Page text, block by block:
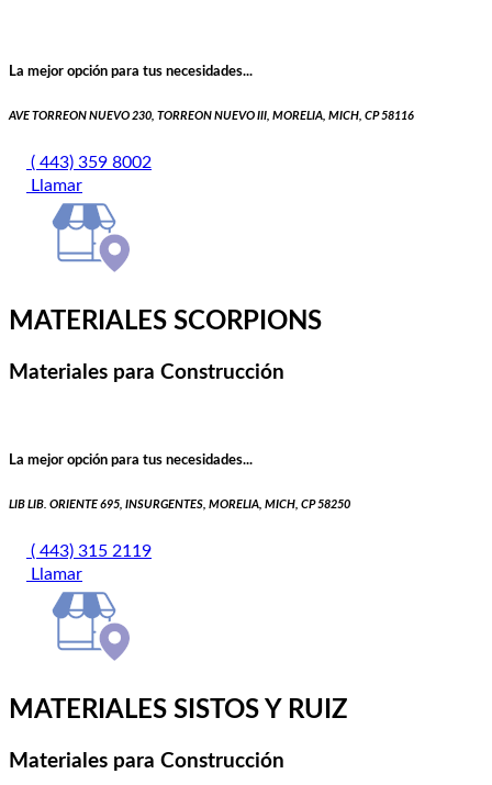
La mejor opción para tus necesidades...
AVE TORREON NUEVO 230, TORREON NUEVO III, MORELIA, MICH, CP 58116
( 443) 359 8002
Llamar
MATERIALES SCORPIONS
Materiales para Construcción
La mejor opción para tus necesidades...
LIB LIB. ORIENTE 695, INSURGENTES, MORELIA, MICH, CP 58250
( 443) 315 2119
Llamar
MATERIALES SISTOS Y RUIZ
Materiales para Construcción